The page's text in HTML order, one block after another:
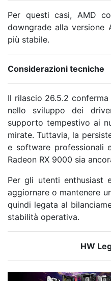
Per questi casi, AMD
downgrade alla versione
più stabile.
Considerazioni tecniche
Il rilascio 26.5.2
nello sviluppo dei
supporto tempestivo ai
mirate. Tuttavia, la
e software professionali
Radeon RX 9000 sia
Per gli utenti enthusiast
aggiornare o mantenere
quindi legata al
stabilità operativa.
HW